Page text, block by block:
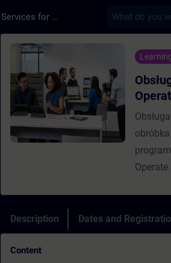
Training Services for Digital Industries
Course - Obsługa i
Operate.
Description Dates and
Content